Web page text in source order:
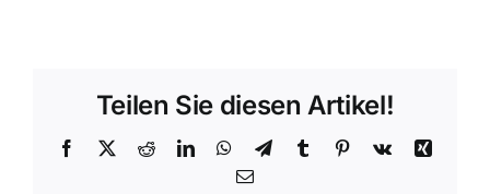
Teilen Sie diesen Artikel!
Facebook
X RedditLinkedInWhatsApp
TelegramTumblr Pinterest
Vk
Xing
E-